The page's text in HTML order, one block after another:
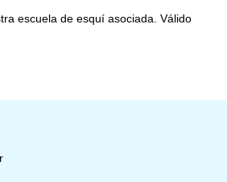
escuela de esquí asociada. Válido